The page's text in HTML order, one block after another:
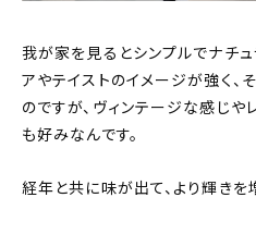
我が家を見るとシンプルでナチュ
アやテイストのイメージが強く
のですが、ヴィンテージな感じや
も好みなんです。
経年と共に味が出て、より輝きを